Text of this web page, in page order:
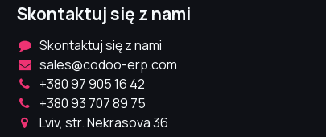
Skontaktuj się z nami
Skontaktuj się z nami
sales@codoo-erp.com
+380 97 905 16 42
+380 93 707 89 75
Lviv, str. Nekrasova 36